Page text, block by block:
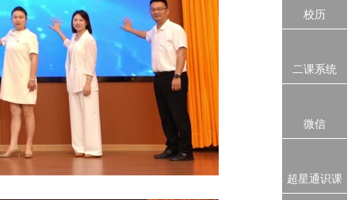
校历
二课系统
微信
超星通识课